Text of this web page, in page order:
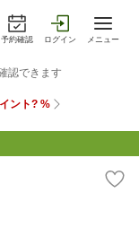
予約確認 ログイン メニュー